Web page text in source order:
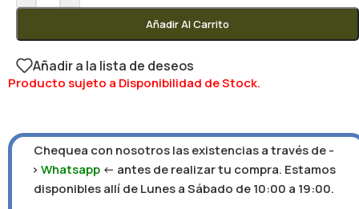
Añadir Al Carrito
Añadir a la lista de deseos
Producto sujeto a Disponibilidad de Stock.
Chequea con nosotros las existencias a través de -
>Whatsapp <- antes de realizar tu compra. Estamos
disponibles allí de Lunes a Sábado de 10:00 a 19:00.